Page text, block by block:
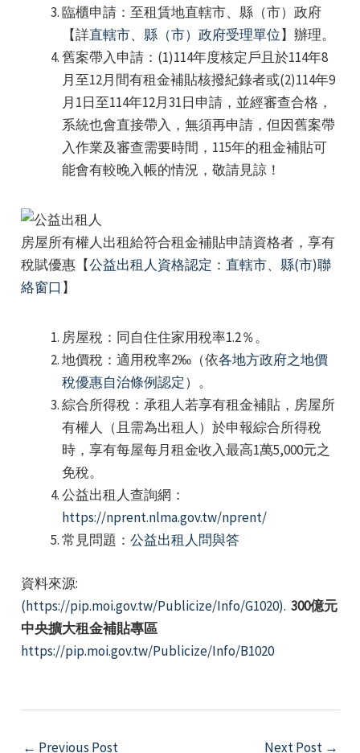
臨櫃申請：至租賃地直轄市、縣（市）政府
【詳直轄市、縣（市）政府受理單位】辦理。
舊案帶入申請：(1)114年度核定戶且於114年8
月至12月間有租金補貼核撥紀錄者或(2)114年9
月1日至114年12月31日申請，並經審查合格，
系統也會直接帶入，無須再申請，但因舊案帶
入作業及審查需要時間，115年的租金補貼可
能會有較晚入帳的情況，敬請見諒！
房屋所有權人出租給符合租金補貼申請資格者，享有
稅賦優惠【公益出租人資格認定：直轄市、縣(市)聯
絡窗口 】
房屋稅：同自住住家用稅率1.2％。
地價稅：適用稅率2‰（依各地方政府之地價
稅優惠自治條例認定）。
綜合所得稅：承租人若享有租金補貼，房屋所
有權人（且需為出租人）於申報綜合所得稅
時，享有每屋每月租金收入最高1萬5,000元之
免稅。
公益出租人查詢網：
https://nprent.nlma.gov.tw/nprent/
常見問題： 公益出租人問與答
資料來源:
(https://pip.moi.gov.tw/Publicize/Info/G1020). 300億元
中央擴大租金補貼專區
https://pip.moi.gov.tw/Publicize/Info/B1020
Post
← Previous Post Next Post →